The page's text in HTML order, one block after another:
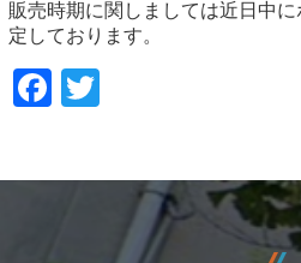
販売時期に関しましては近日中
定しております。
Facebook